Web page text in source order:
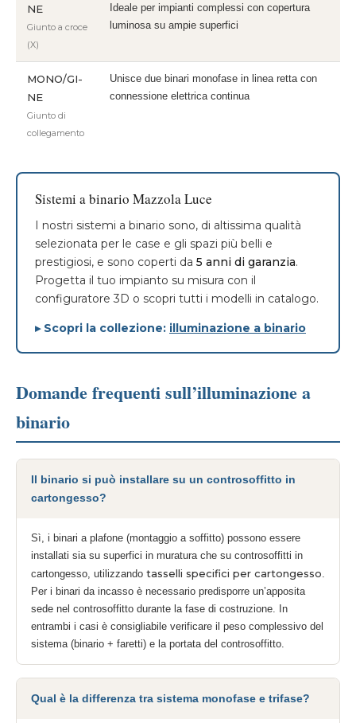
NE
Giunto a croce
(X)
Ideale per impianti complessi con copertura
luminosa su ampie superfici
MONO/GI-
NE
Giunto di
collegamento
Unisce due binari monofase in linea retta con
connessione elettrica continua
Sistemi a binario Mazzola Luce
I nostri sistemi a binario sono, di altissima qualità
selezionata per le case e gli spazi più belli e
prestigiosi, e sono coperti da 5 anni di garanzia.
Progetta il tuo impianto su misura con il
configuratore 3D o scopri tutti i modelli in catalogo.
▸ Scopri la collezione: illuminazione a binario
Domande frequenti sull’illuminazione a
binario
Il binario si può installare su un controsoffitto in
cartongesso?
Sì, i binari a plafone (montaggio a soffitto) possono essere
installati sia su superfici in muratura che su controsoffitti in
cartongesso, utilizzando tasselli specifici per cartongesso
Per i binari da incasso è necessario predisporre un’apposita
sede nel controsoffitto durante la fase di costruzione. In
entrambi i casi è consigliabile verificare il peso complessivo del
sistema (binario + faretti) e la portata del controsoffitto.
Qual è la differenza tra sistema monofase e trifase?